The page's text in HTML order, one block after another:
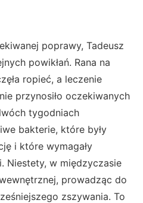
poprawy, Tadeusz
powikłań. Rana na
ropieć, a leczenie
przynosiło oczekiwanych
tygodniach
bakterie, które były
i które wymagały
Niestety, w międzyczasie
prowadząc do
zszywania. To